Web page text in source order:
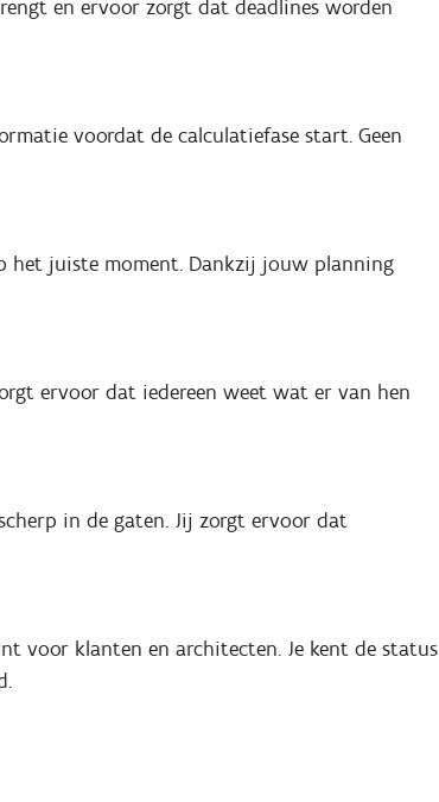
en ervoor zorgt dat deadlines worden
voordat de calculatiefase start. Geen
het juiste moment. Dankzij jouw planning
ervoor dat iedereen weet wat er van hen
in de gaten. Jij zorgt ervoor dat
voor klanten en architecten. Je kent de status